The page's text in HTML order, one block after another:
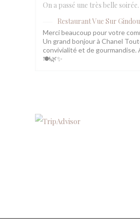
On a passé une très belle soirée.
Restaurant Vue Sur Gindou
Merci beaucoup pour votre
Un grand bonjour à Chanel
convivialité et de gourmandise.
🍽️🌿✨